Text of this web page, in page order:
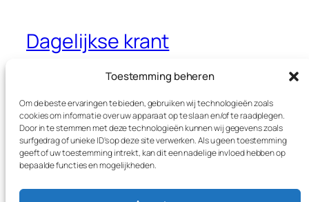
Toestemming beheren
Om de beste ervaringen te bieden, gebruiken wij technologieën zoals
cookies om informatie over uw apparaat op te slaan en/of te raadplegen.
Door in te stemmen met deze technologieën kunnen wij gegevens zoals
surfgedrag of unieke ID's op deze site verwerken. Als u geen toestemming
geeft of uw toestemming intrekt, kan dit een nadelige invloed hebben op
bepaalde functies en mogelijkheden.
Dagelijkse krant
Jouw dagelijkse krant met interessante
Blog
Over
Evenementen
Winkel